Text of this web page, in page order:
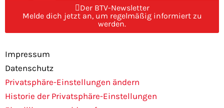
e
b
o
k
t
a
r
a
m
Der BTV-Newsletter
Melde dich jetzt an, um regelmäßig informiert zu
werden.
Impressum
Datenschutz
Privatsphäre-Einstellungen ändern
Historie der Privatsphäre-Einstellungen